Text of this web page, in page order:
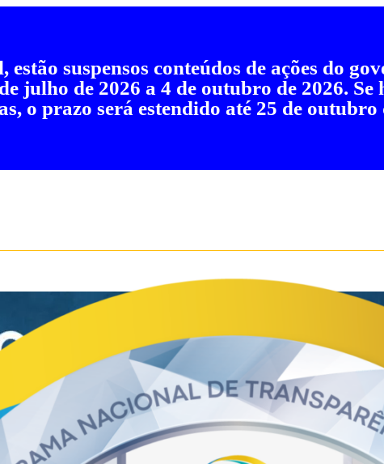
suspensos conteúdos de ações do
julho de 2026 a 4 de outubro de 2026. Se
o prazo será estendido até 25 de outubro